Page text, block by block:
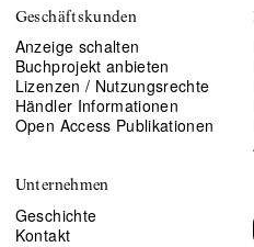
Geschäftskunden
Anzeige schalten
Buchprojekt anbieten
Lizenzen / Nutzungsrechte
Händler Informationen
Open Access Publikationen
Unternehmen
Geschichte
Kontakt